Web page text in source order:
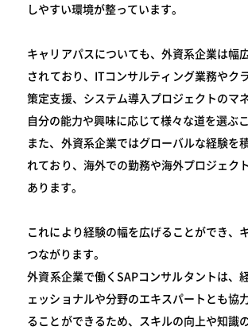
しやすい環境が整っています。
キャリアパスについても、外資系企業は幅
されており、ITコンサルティング業務やク
策定支援、システム導入プロジェクトのマ
自分の能力や興味に応じて様々な道を選ぶ
また、外資系企業ではグローバルな経験を
れており、海外での勤務や海外プロジェク
あります。
これにより経験の幅を広げることができ、
つながります。
外資系企業で働くSAPコンサルタントは、
ェッショナルや分野のエキスパートとも協
ることができるため、スキルの向上や知識